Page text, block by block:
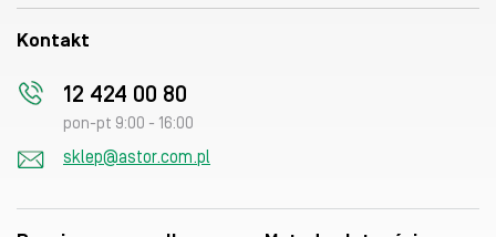
Kontakt
12 424 00 80
pon-pt 9:00 - 16:00
sklep@astor.com.pl